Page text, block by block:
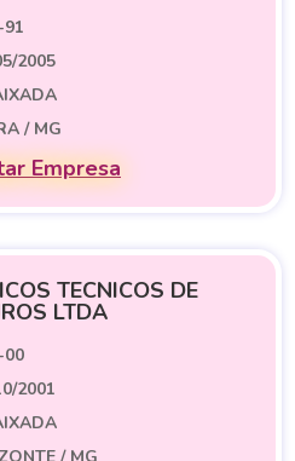
91
2005
/ MG
Empresa
TECNICOS DE
LTDA
00
2001